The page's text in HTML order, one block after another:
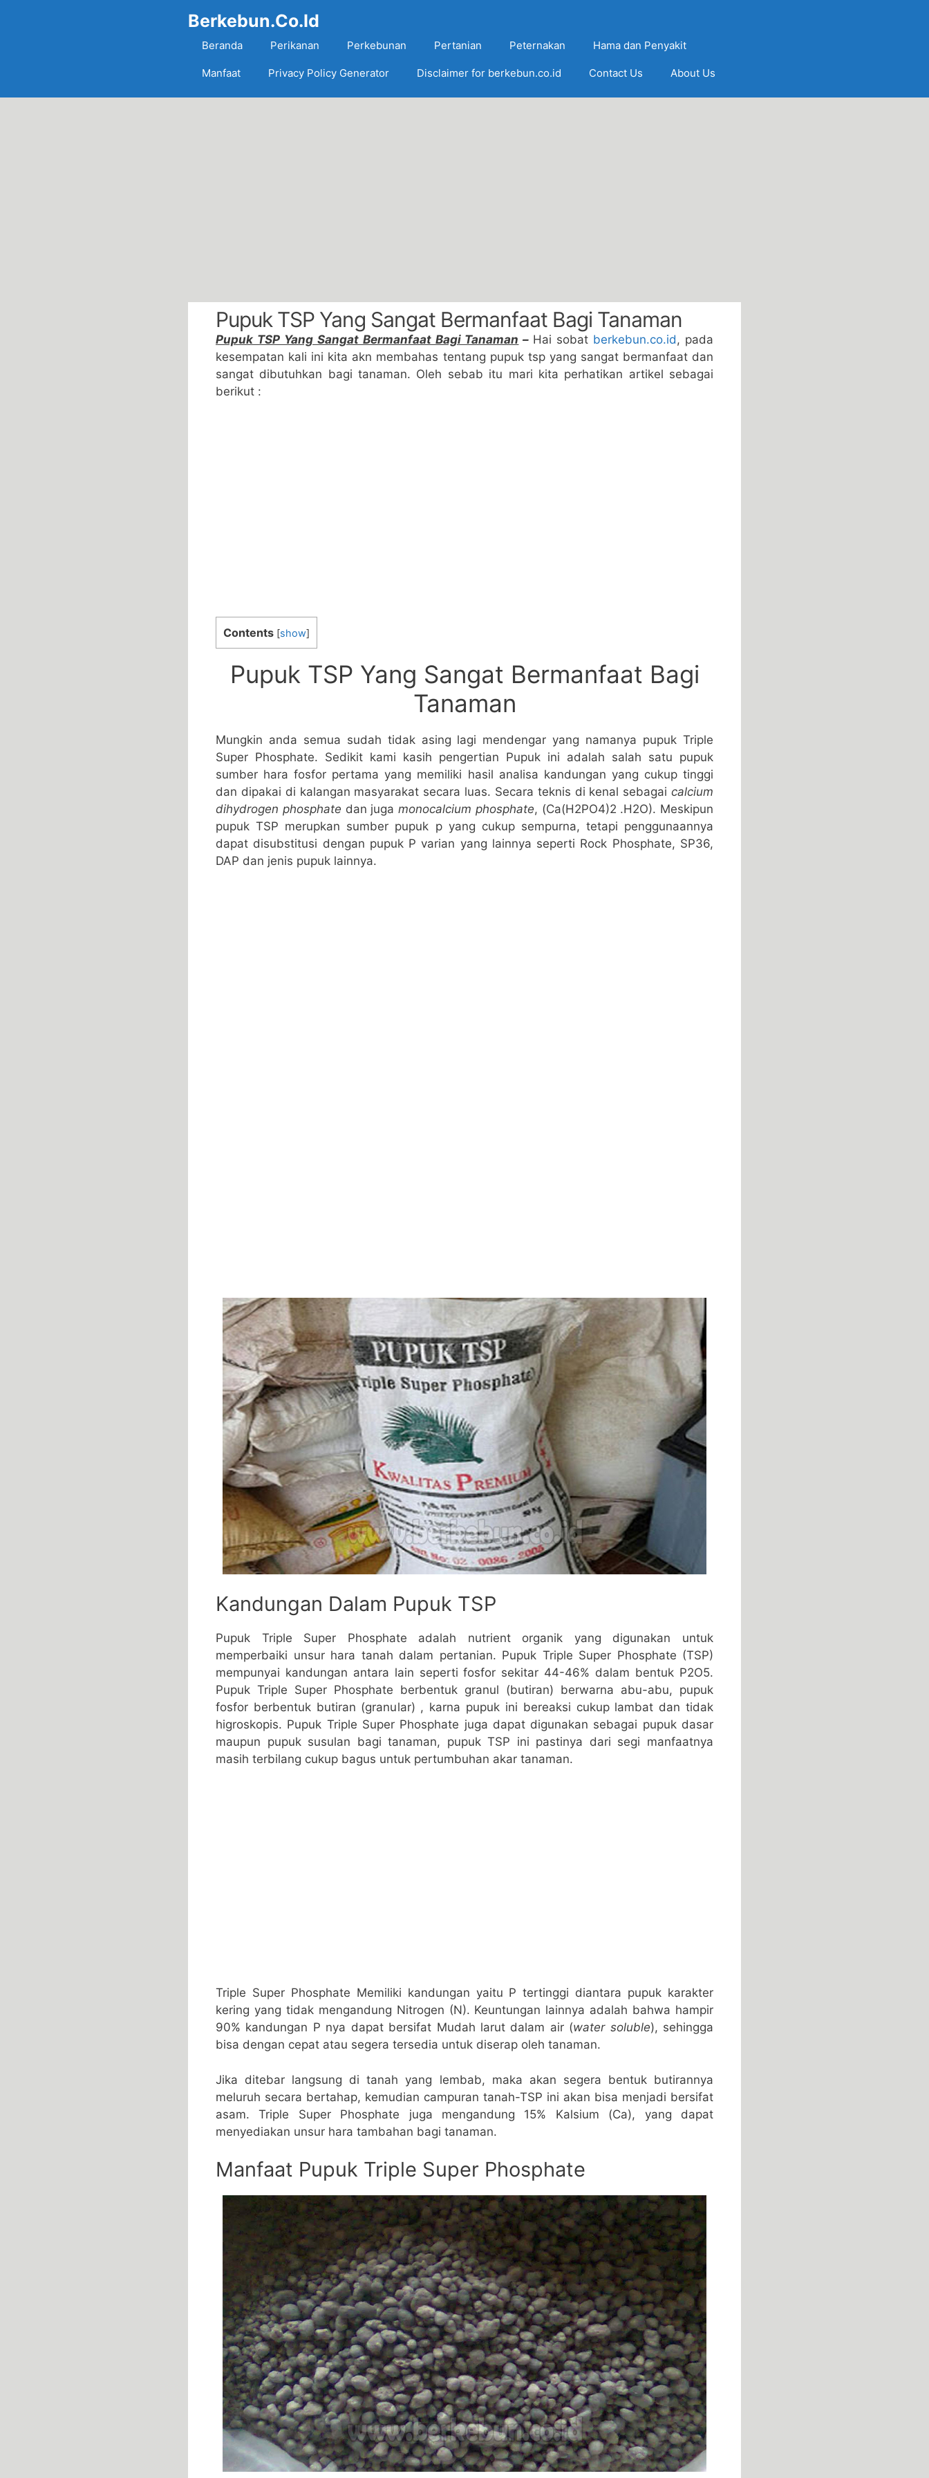
Berkebun.Co.Id
Beranda Perikanan Perkebunan Pertanian Peternakan Hama dan Penyakit
Manfaat Privacy Policy Generator Disclaimer for berkebun.co.id Contact Us About Us
Pupuk TSP Yang Sangat Bermanfaat Bagi Tanaman
Pupuk TSP Yang Sangat Bermanfaat Bagi Tanaman – Hai sobat berkebun.co.id , pada
kesempatan kali ini kita akn membahas tentang pupuk tsp yang sangat bermanfaat dan
sangat dibutuhkan bagi tanaman. Oleh sebab itu mari kita perhatikan artikel sebagai
berikut :
Contents [show]
Pupuk TSP Yang Sangat Bermanfaat Bagi
Tanaman
Mungkin anda semua sudah tidak asing lagi mendengar yang namanya pupuk Triple
Super Phosphate. Sedikit kami kasih pengertian Pupuk ini adalah salah satu pupuk
sumber hara fosfor pertama yang memiliki hasil analisa kandungan yang cukup tinggi
dan dipakai di kalangan masyarakat secara luas. Secara teknis di kenal sebagai calcium
dihydrogen phosphate dan juga monocalcium phosphate, (Ca(H2PO4)2 .H2O). Meskipun
pupuk TSP merupkan sumber pupuk p yang cukup sempurna, tetapi penggunaannya
dapat disubstitusi dengan pupuk P varian yang lainnya seperti Rock Phosphate, SP36,
DAP dan jenis pupuk lainnya.
Kandungan Dalam Pupuk TSP
Pupuk Triple Super Phosphate adalah nutrient organik yang digunakan untuk
memperbaiki unsur hara tanah dalam pertanian. Pupuk Triple Super Phosphate (TSP)
mempunyai kandungan antara lain seperti fosfor sekitar 44-46% dalam bentuk P2O5.
Pupuk Triple Super Phosphate berbentuk granul (butiran) berwarna abu-abu, pupuk
fosfor berbentuk butiran (granular) , karna pupuk ini bereaksi cukup lambat dan tidak
higroskopis. Pupuk Triple Super Phosphate juga dapat digunakan sebagai pupuk dasar
maupun pupuk susulan bagi tanaman, pupuk TSP ini pastinya dari segi manfaatnya
masih terbilang cukup bagus untuk pertumbuhan akar tanaman.
Triple Super Phosphate Memiliki kandungan yaitu P tertinggi diantara pupuk karakter
kering yang tidak mengandung Nitrogen (N). Keuntungan lainnya adalah bahwa hampir
90% kandungan P nya dapat bersifat Mudah larut dalam air (water soluble), sehingga
bisa dengan cepat atau segera tersedia untuk diserap oleh tanaman.
Jika ditebar langsung di tanah yang lembab, maka akan segera bentuk butirannya
meluruh secara bertahap, kemudian campuran tanah-TSP ini akan bisa menjadi bersifat
asam. Triple Super Phosphate juga mengandung 15% Kalsium (Ca), yang dapat
menyediakan unsur hara tambahan bagi tanaman.
Manfaat Pupuk Triple Super Phosphate